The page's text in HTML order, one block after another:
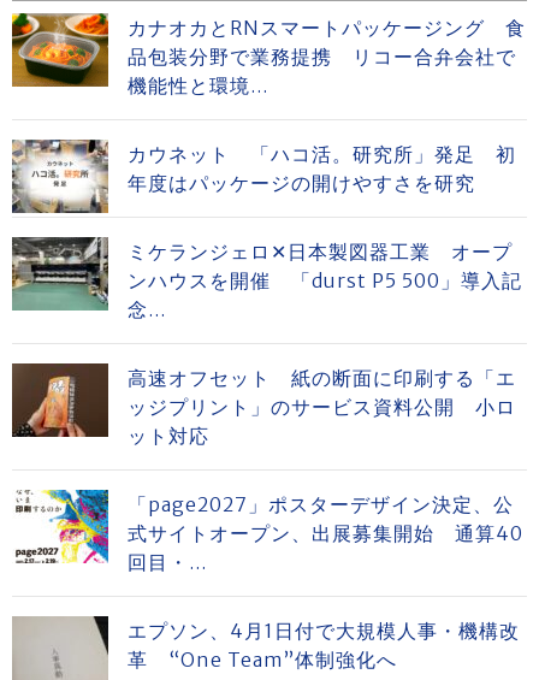
カナオカとRNスマートパッケージング 食
品包装分野で業務提携 リコー合弁会社で
機能性と環境...
カウネット 「ハコ活。研究所」発足 初
年度はパッケージの開けやすさを研究
ミケランジェロ✕日本製図器工業 オープ
ンハウスを開催 「durst P5 500」導入記
念...
高速オフセット 紙の断面に印刷する「エ
ッジプリント」のサービス資料公開 小ロ
ット対応
「page2027」ポスターデザイン決定、公
式サイトオープン、出展募集開始 通算40
回目・...
エプソン、4月1日付で大規模人事・機構改
革 “One Team”体制強化へ